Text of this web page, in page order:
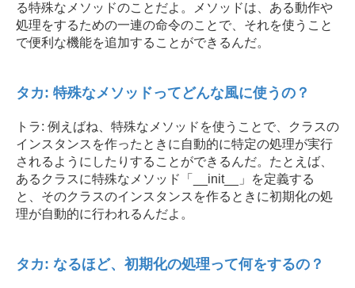
る特殊なメソッドのことだよ。メソッドは、ある動作や
処理をするための一連の命令のことで、それを使うこと
で便利な機能を追加することができるんだ。
タカ: 特殊なメソッドってどんな風に使うの？
トラ: 例えばね、特殊なメソッドを使うことで、クラスの
インスタンスを作ったときに自動的に特定の処理が実行
されるようにしたりすることができるんだ。たとえば、
あるクラスに特殊なメソッド「__init__」を定義する
と、そのクラスのインスタンスを作るときに初期化の処
理が自動的に行われるんだよ。
タカ: なるほど、初期化の処理って何をするの？